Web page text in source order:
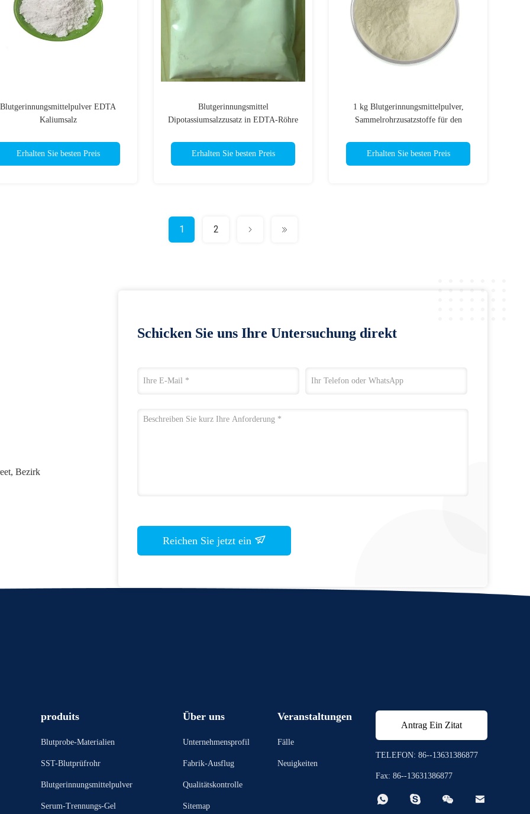
Blutgerinnungsmittelpulver EDTA
Kaliumsalz
Erhalten Sie besten Preis
Blutgerinnungsmittel
Dipotassiumsalzzusatz in EDTA-Röhre
Erhalten Sie besten Preis
1 kg Blutgerinnungsmittelpulver,
Sammelrohrzusatzstoffe für den
Erhalten Sie besten Preis
1 2
Bezirk
Schicken Sie uns Ihre Untersuchung direkt
Reichen Sie jetzt ein
produits
Blutprobe-Materialien
SST-Blutprüfrohr
Blutgerinnungsmittelpulver
Serum-Trennungs-Gel
Über uns
Unternehmensprofil
Fabrik-Ausflug
Qualitätskontrolle
Sitemap
Veranstaltungen
Fälle
Neuigkeiten
Antrag Ein Zitat
TELEFON: 86--13631386877
Fax: 86--13631386877
   